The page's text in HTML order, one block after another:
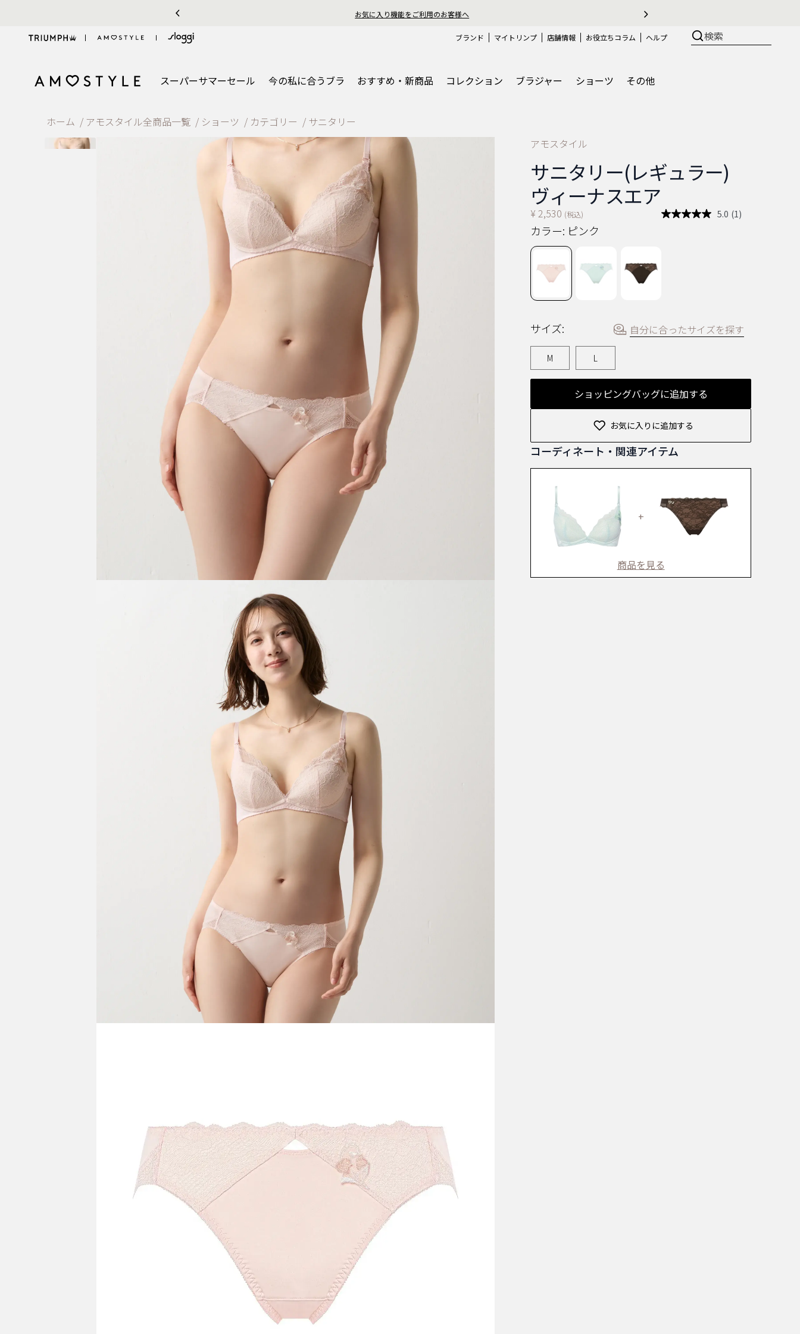
おうちで簡単♪ブラサイズの測り方、選び方
ブランド マイトリンプ 店舗情報 お役立ちコラム ヘルプ
スーパーサマーセール 今の私に合うブラ おすすめ・新商品 コレクション ブラジャー ショーツ その他
検索
ホーム アモスタイル全商品一覧 ショーツ カテゴリー
サニタリー
アモスタイル
サニタリー(レギュラー)
ヴィーナスエア
¥ 2,530 (税込) 5.0 レ
ジ
の
(1)
カラー: ピンク
サイズ: 自分に合ったサイズを探す
M L
ショッピングバッグに追加する
お気に入りに追加する
コーディネート・関連アイテム
+
商品を見る